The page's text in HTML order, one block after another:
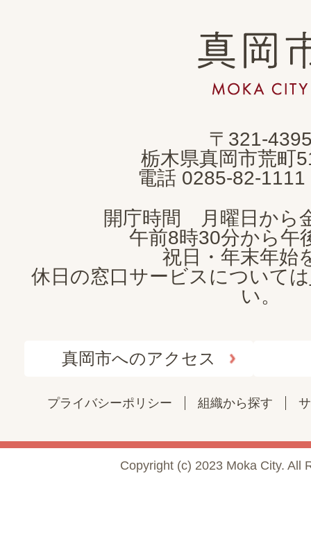
真
岡
市
CITY
〒321-
栃木県真岡市荒町
電話 0285-82-1111
開庁時間 月曜日から
午前8時30分から午
祝日・年末年始
休日の窓口サービスについては
い。
真岡市へのアクセス
プライバシーポリシー 組織から探す
Copyright (c) 2023 Moka City. All